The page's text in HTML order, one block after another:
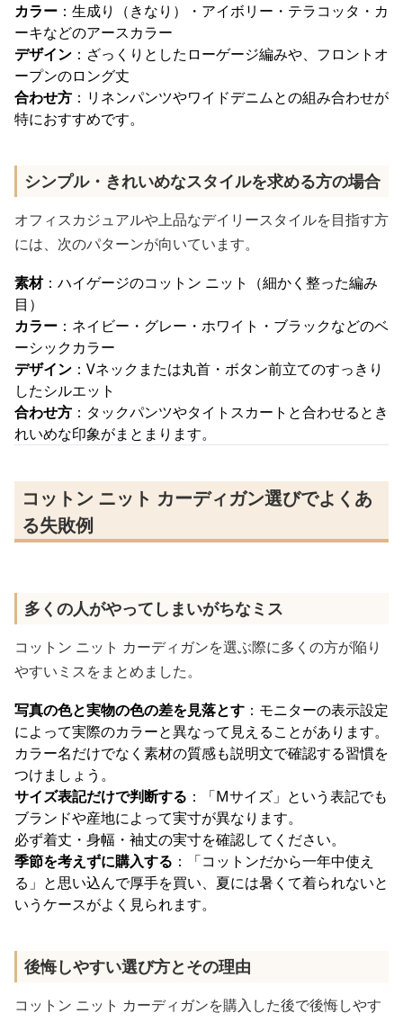
カラー ：生成り（きなり）・アイボリー・テラコッタ・カ
ーキなどのアースカラー
デザイン ：ざっくりとしたローゲージ編みや、フロントオ
ープンのロング丈
合わせ方 ：リネンパンツやワイドデニムとの組み合わせが
特におすすめです。
シンプル・きれいめなスタイルを求める方の場合
オフィスカジュアルや上品なデイリースタイルを目指す方
には、次のパターンが向いています。
素材：ハイゲージのコットン ニット（細かく整った編み
目）
カラー ：ネイビー・グレー・ホワイト・ブラックなどのベ
ーシックカラー
デザイン ：Vネックまたは丸首・ボタン前立てのすっきり
したシルエット
合わせ方 ：タックパンツやタイトスカートと合わせるとき
れいめな印象がまとまります。
コットン ニット カーディガン選びでよくあ
る失敗例
多くの人がやってしまいがちなミス
コットン ニット カーディガンを選ぶ際に多くの方が陥り
やすいミスをまとめました。
写真の色と実物の色の差を見落とす ：モニターの表示設定
によって実際のカラーと異なって見えることがあります。
カラー名だけでなく素材の質感も説明文で確認する習慣を
つけましょう。
サイズ表記だけで判断する ：「Mサイズ」という表記でも
ブランドや産地によって実寸が異なります。
必ず着丈・身幅・袖丈の実寸を確認してください。
季節を考えずに購入する ：「コットンだから一年中使え
る」と思い込んで厚手を買い、夏には暑くて着られないと
いうケースがよく見られます。
後悔しやすい選び方とその理由
コットン ニット カーディガンを購入した後で後悔しやす